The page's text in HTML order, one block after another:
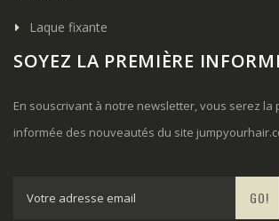
Laque fixante
SOYEZ LA PREMIÈRE
En souscrivant à notre newsletter, vous serez la
informée des nouveautés du site
GO!